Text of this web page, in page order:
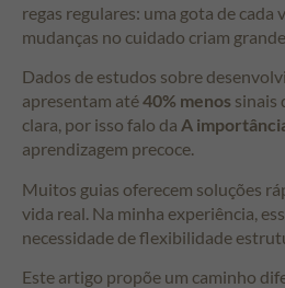
regas regulares: uma gota de cada
mudanças no cuidado criam
Dados de estudos sobre
apresentam até40% menos sinais
clara, por isso falo da A
aprendizagem precoce.
Muitos guias oferecem soluções
vida real. Na minha experiência,
necessidade de flexibilidade
Este artigo propõe um caminho